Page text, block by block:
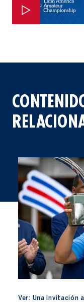
Ver: Una Invitación
Ver: Una Invitación